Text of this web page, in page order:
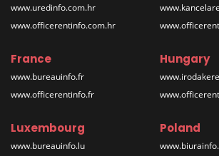
www.uredinfo.com.hr
www.officerentinfo.com.hr
France
www.bureauinfo.fr
www.officerentinfo.fr
Hungary
Luxembourg
www.bureauinfo.lu
Poland